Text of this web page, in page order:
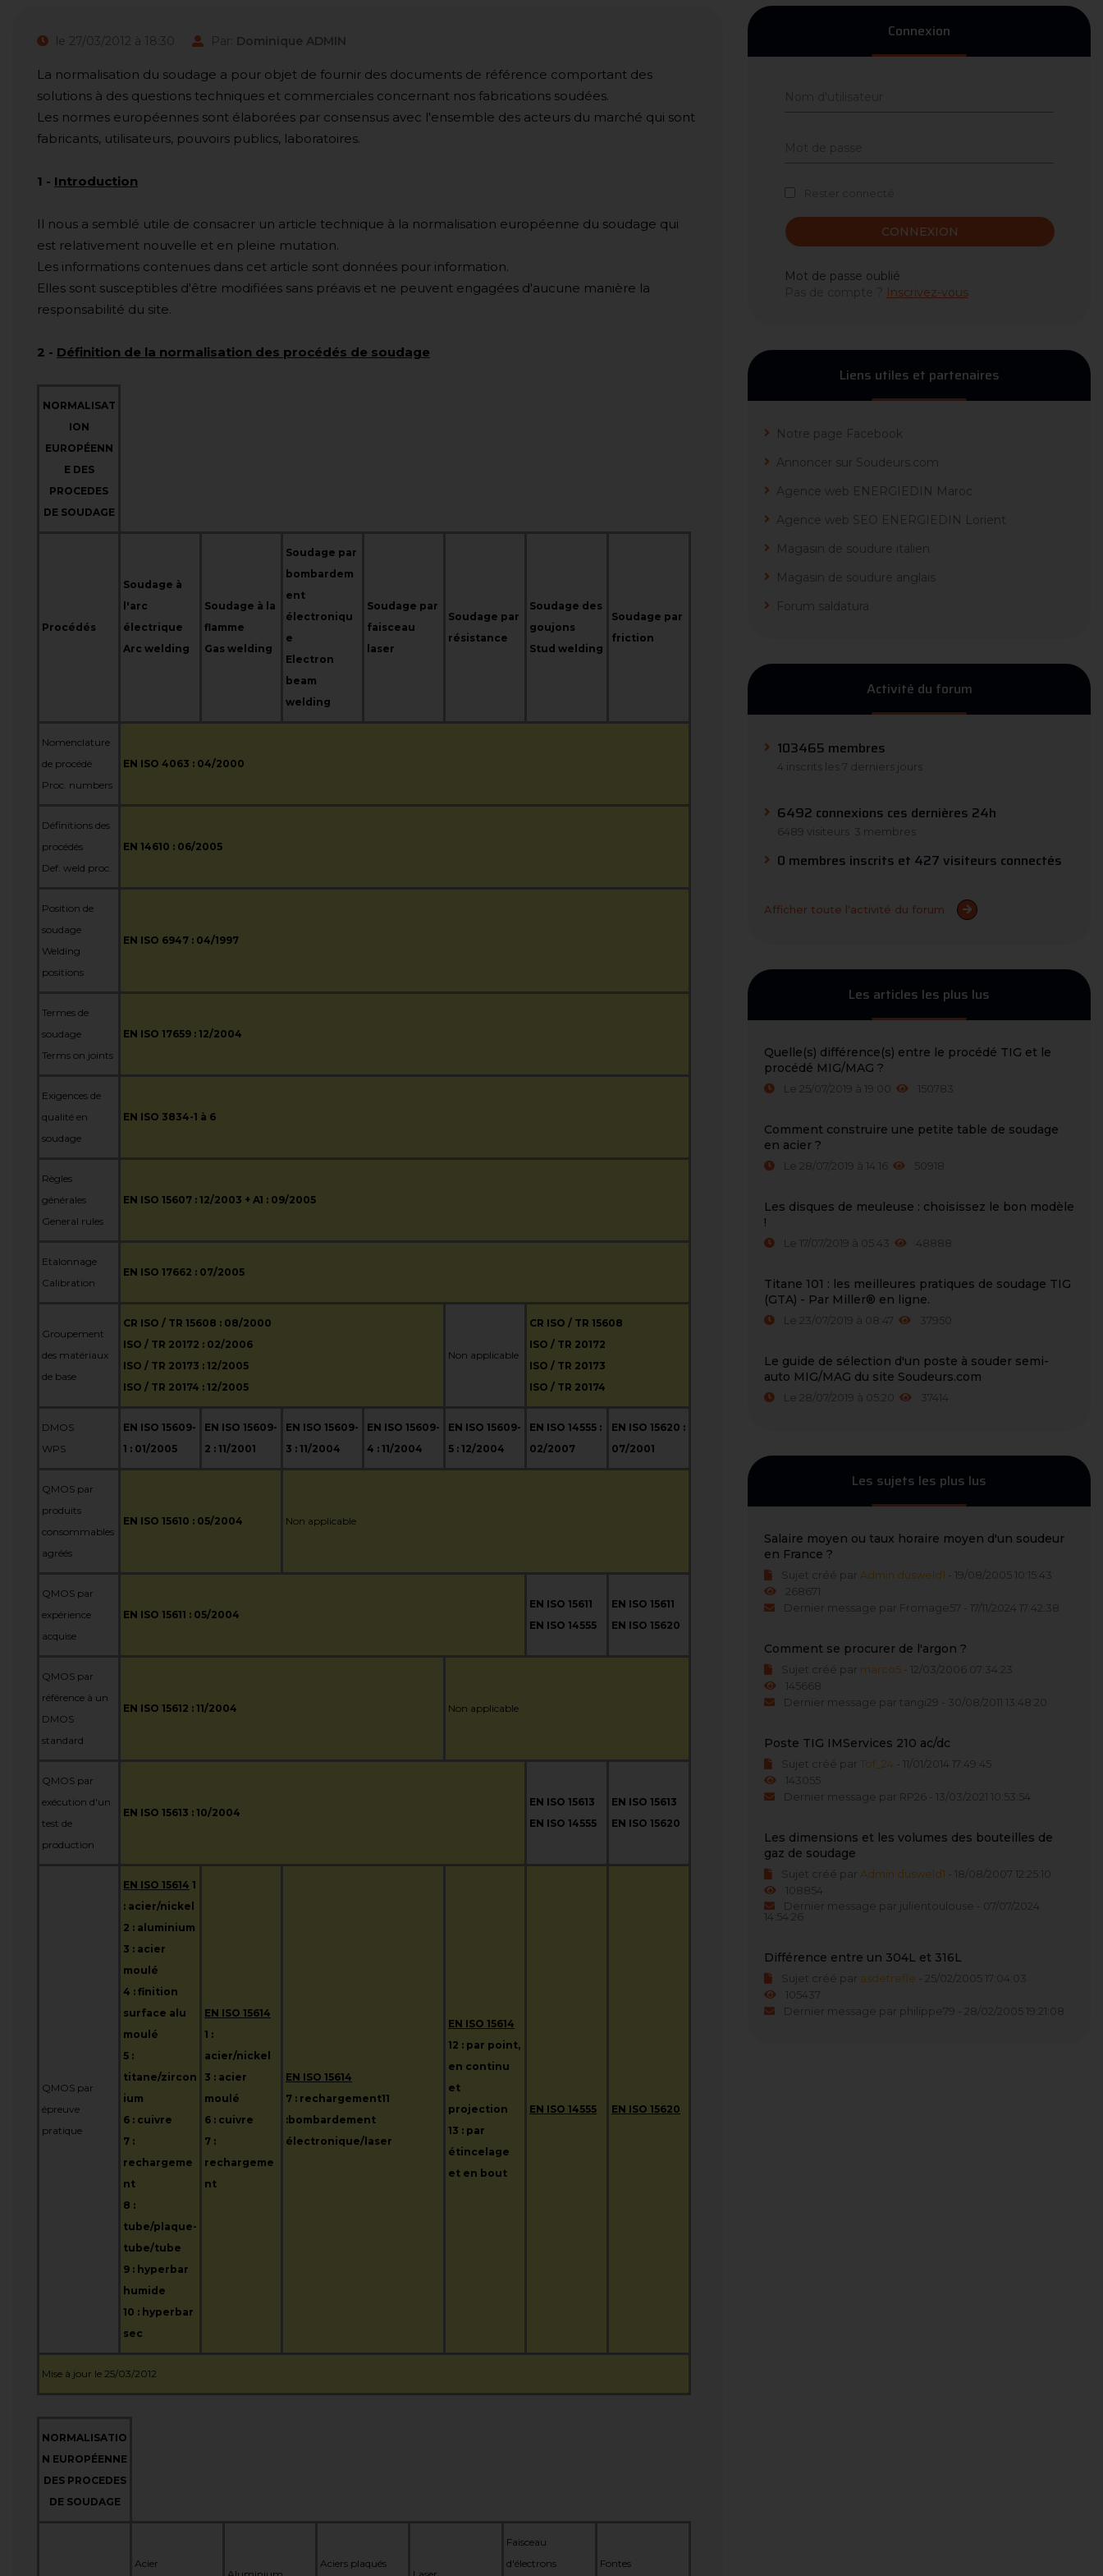
le 27/03/2012 à 18:30 Par: Dominique ADMIN
La normalisation du soudage a pour objet de fournir des documents de référence comportant des
solutions à des questions techniques et commerciales concernant nos fabrications soudées.
Les normes européennes sont élaborées par consensus avec l'ensemble des acteurs du marché qui sont
fabricants, utilisateurs, pouvoirs publics, laboratoires.
1 - Introduction
Il nous a semblé utile de consacrer un article technique à la normalisation européenne du soudage qui
est relativement nouvelle et en pleine mutation.
Les informations contenues dans cet article sont données pour information.
Elles sont susceptibles d'être modifiées sans préavis et ne peuvent engagées d'aucune manière la
responsabilité du site.
2 - Définition de la normalisation des procédés de soudage
NORMALISAT
ION
EUROPÉENN
E DES
PROCEDES
DE SOUDAGE
Procédés
Soudage à
l'arc
électrique
Arc welding
Soudage à la
flamme
Gas welding
Soudage par
bombardem
ent
électroniqu
e
Electron
beam
welding
Soudage par
faisceau
laser
Soudage par
résistance
Soudage des
goujons
Stud welding
Soudage par
friction
Nomenclature
de procédé
Proc. numbers
EN ISO 4063 : 04/2000
Définitions des
procédés
Def. weld proc.
EN 14610 : 06/2005
Position de
soudage
Welding
positions
EN ISO 6947 : 04/1997
Termes de
soudage
Terms on joints
EN ISO 17659 : 12/2004
Exigences de
qualité en
soudage
EN ISO 3834-1 à 6
Règles
générales
General rules
EN ISO 15607 : 12/2003 + A1 : 09/2005
Etalonnage
Calibration
EN ISO 17662 : 07/2005
Groupement
des matériaux
de base
CR ISO / TR 15608 : 08/2000
ISO / TR 20172 : 02/2006
ISO / TR 20173 : 12/2005
ISO / TR 20174 : 12/2005
Non applicable
CR ISO / TR 15608
ISO / TR 20172
ISO / TR 20173
ISO / TR 20174
DMOS
WPS
EN ISO 15609-
1 : 01/2005
EN ISO 15609-
2 : 11/2001
EN ISO 15609-
3 : 11/2004
EN ISO 15609-
4 : 11/2004
EN ISO 15609-
5 : 12/2004
EN ISO 14555 :
02/2007
EN ISO 15620 :
07/2001
QMOS par
produits
consommables
agréés
EN ISO 15610 : 05/2004 Non applicable
QMOS par
expérience
acquise
EN ISO 15611 : 05/2004
EN ISO 15611
EN ISO 14555
EN ISO 15611
EN ISO 15620
QMOS par
référence à un
DMOS
standard
EN ISO 15612 : 11/2004 Non applicable
QMOS par
exécution d'un
test de
production
EN ISO 15613 : 10/2004
EN ISO 15613
EN ISO 14555
EN ISO 15613
EN ISO 15620
QMOS par
épreuve
pratique
EN ISO 15614 1
: acier/nickel
2 : aluminium
3 : acier
moulé
4 : finition
surface alu
moulé
5 :
titane/zircon
ium
6 : cuivre
7 :
rechargeme
nt
8 :
tube/plaque-
tube/tube
9 : hyperbar
humide
10 : hyperbar
sec
EN ISO 15614
1 :
acier/nickel
3 : acier
moulé
6 : cuivre
7 :
rechargeme
nt
EN ISO 15614
7 : rechargement11
:bombardement
électronique/laser
EN ISO 15614
12 : par point,
en continu
et
projection
13 : par
étincelage
et en bout
EN ISO 14555 EN ISO 15620
Mise à jour le 25/03/2012
NORMALISATIO
N EUROPÉENNE
DES PROCEDES
DE SOUDAGE
Acier
Aciers plaqués
Faisceau
d'électrons
Fontes
Connexion
CONNEXION
Mot de passe oublié
Inscrivez-vous
Liens utiles et partenaires
Notre page Facebook
Annoncer sur Soudeurs.com
Agence web ENERGIEDIN Maroc
Agence web SEO ENERGIEDIN Lorient
Magasin de soudure italien
Magasin de soudure anglais
Forum saldatura
Activité du forum
103465 membres
4 inscrits les 7 derniers jours
6492 connexions ces dernières 24h
6489 visiteurs 3 membres
0 membres inscrits et 427 visiteurs connectés
Afficher toute l'activité du forum
Les articles les plus lus
Quelle(s) différence(s) entre le procédé TIG et le
procédé MIG/MAG ?
Le 25/07/2019 à 19:00 150783
Comment construire une petite table de soudage
en acier ?
Le 28/07/2019 à 14:16 50918
Les disques de meuleuse : choisissez le bon modèle
!
Le 17/07/2019 à 05:43 48888
Titane 101 : les meilleures pratiques de soudage TIG
(GTA) - Par Miller® en ligne.
Le 23/07/2019 à 08:47 37950
Le guide de sélection d'un poste à souder semi-
auto MIG/MAG du site Soudeurs.com
Le 28/07/2019 à 05:20 37414
Les sujets les plus lus
Salaire moyen ou taux horaire moyen d'un soudeur
en France ?
Sujet créé par Admin dusweld1 - 19/08/2005 10:15:43
268671
Dernier message par Fromage57 - 17/11/2024 17:42:38
Comment se procurer de l'argon ?
Sujet créé par marco5 - 12/03/2006 07:34:23
145668
Dernier message par tangi29 - 30/08/2011 13:48:20
Poste TIG IMServices 210 ac/dc
Sujet créé par Tof_24 - 11/01/2014 17:49:45
143055
Dernier message par RP26 - 13/03/2021 10:53:54
Les dimensions et les volumes des bouteilles de
gaz de soudage
Sujet créé par Admin dusweld1 - 18/08/2007 12:25:10
108854
Dernier message par julientoulouse - 07/07/2024
14:54:26
Différence entre un 304L et 316L
Sujet créé par asdetrefle - 25/02/2005 17:04:03
105437
Dernier message par philippe79 - 28/02/2005 19:21:08